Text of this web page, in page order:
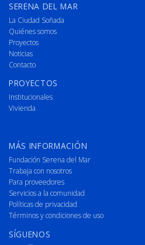
SERENA DEL MAR
La Ciudad Soñada
Quiénes somos
Proyectos
Noticias
Contacto
PROYECTOS
Institucionales
Vivienda
MÁS INFORMACIÓN
Fundación Serena del Mar
Trabaja con nosotros
Para proveedores
Servicios a la comunidad
Políticas de privacidad
Términos y condiciones de uso
SÍGUENOS